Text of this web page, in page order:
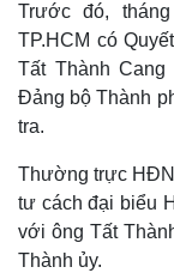
Thế giới
Trước đó,
TP.HCM có
Tất Thành
Đảng bộ Thành
tra.
Thường trực
tư cách đại biểu
với ông Tất
Thành ủy.